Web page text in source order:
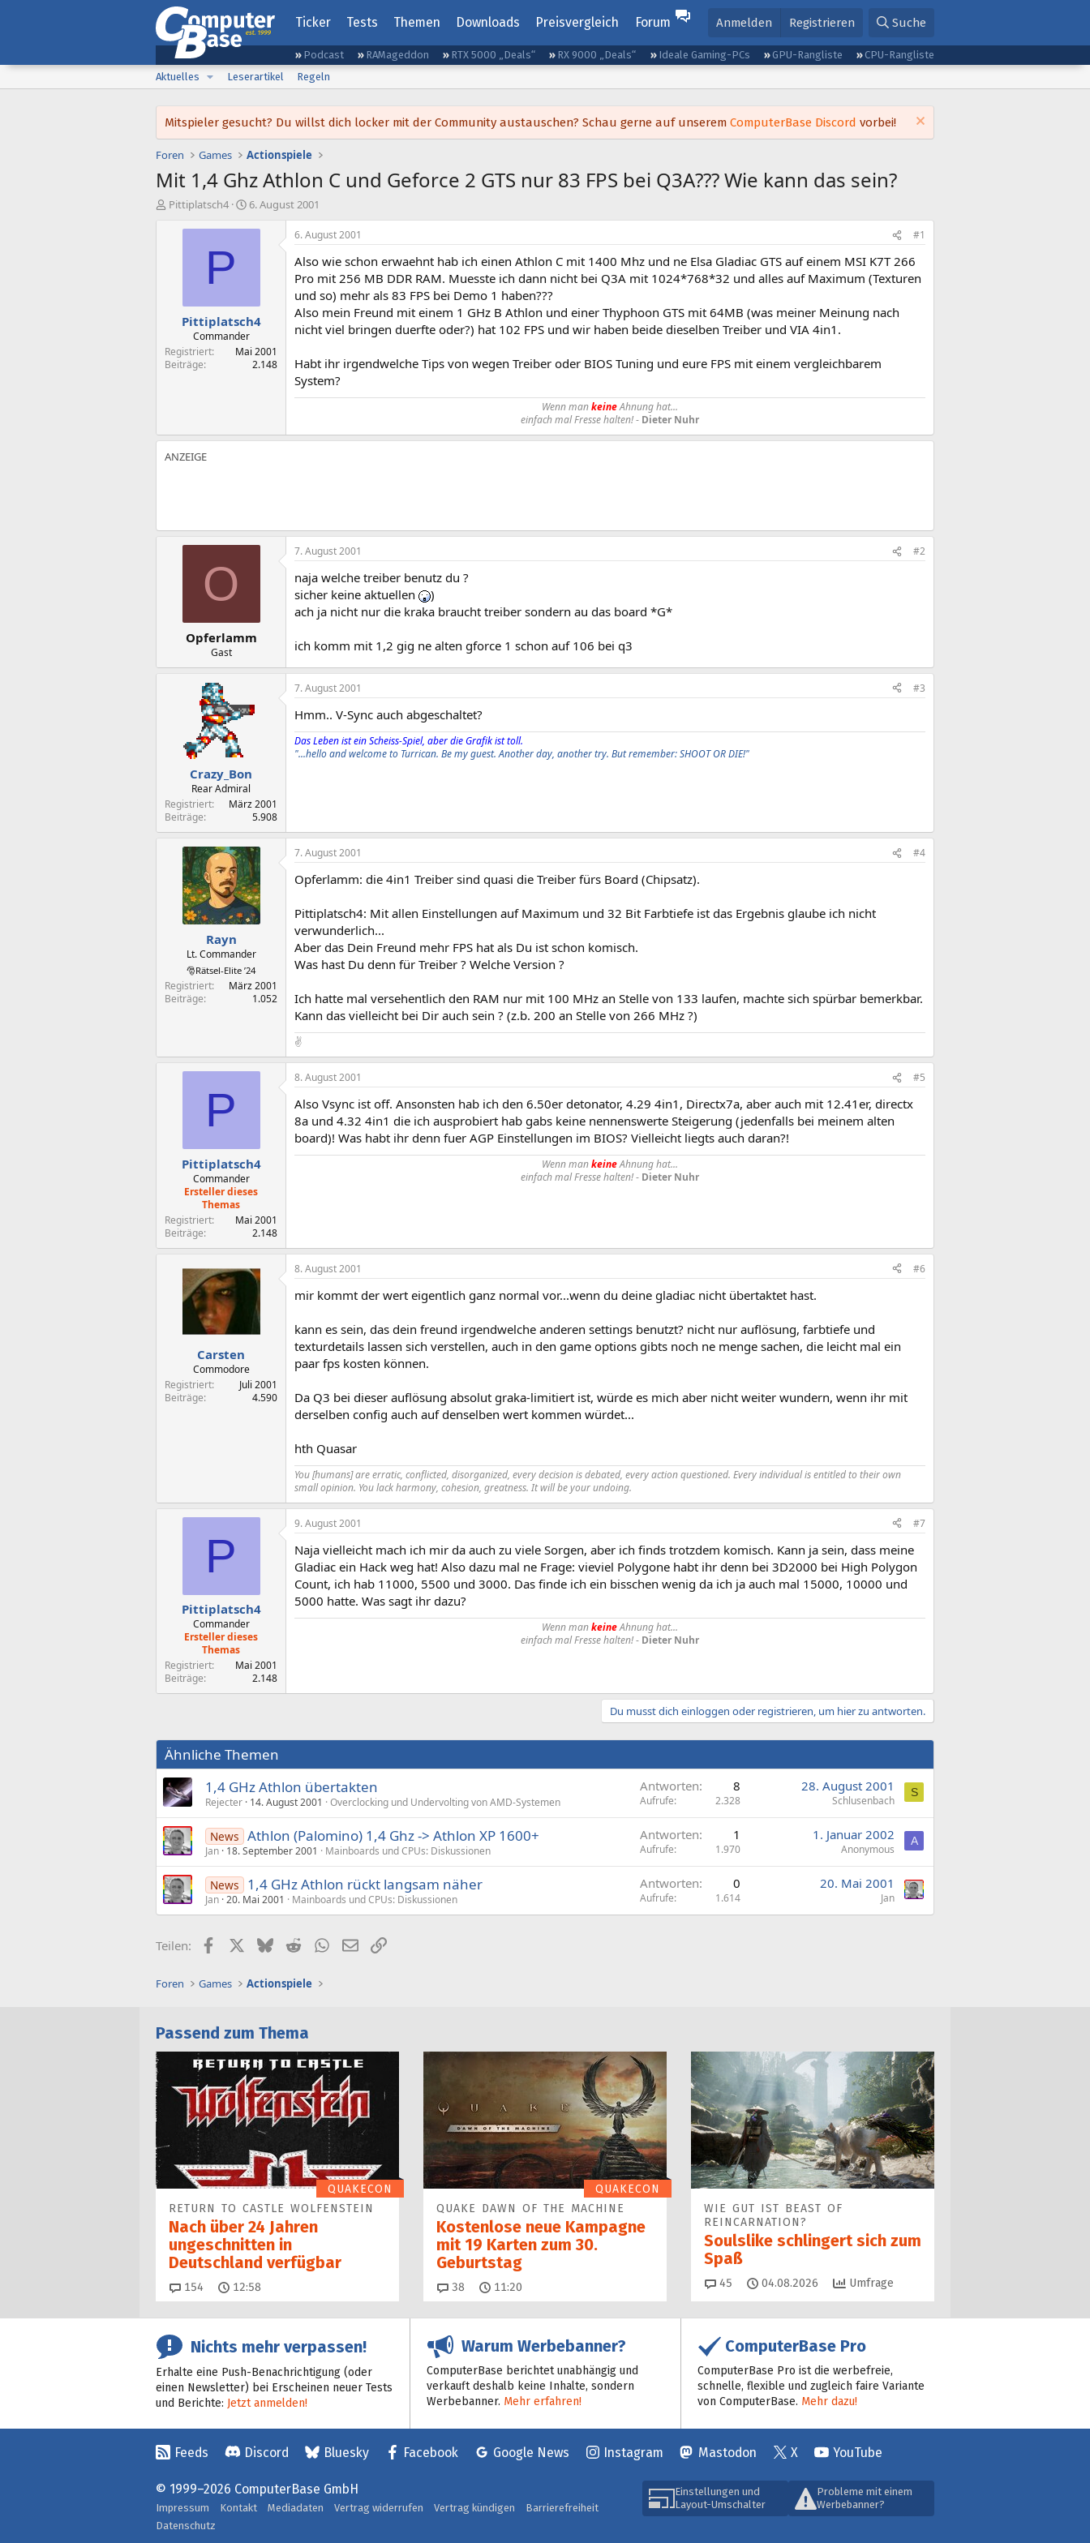
Ticker Tests Themen Downloads Preisvergleich Forum Anmelden Registrieren Suche
Podcast RAMageddon RTX 5000 „Deals“ RX 9000 „Deals“ Ideale Gaming-PCs GPU-Rangliste
CPU-Rangliste
Aktuelles
Leserartikel Regeln
Mitspieler gesucht? Du willst dich locker mit der Community austauschen? Schau gerne auf unserem ComputerBase Discord vorbei!
Foren Games Actionspiele
Mit 1,4 Ghz Athlon C und Geforce 2 GTS nur 83 FPS bei Q3A??? Wie kann das sein?
E
Pittiplatsch4
E
s
t
a
m
6. August 2001
P
Pittiplatsch4
Commander
Registriert
Mai 2001
Beiträge
2.148
6. August 2001 #1
Also wie schon erwaehnt hab ich einen Athlon C mit 1400 Mhz und ne Elsa Gladiac GTS auf einem MSI K7T 266
Pro mit 256 MB DDR RAM. Muesste ich dann nicht bei Q3A mit 1024*768*32 und alles auf Maximum (Texturen
und so) mehr als 83 FPS bei Demo 1 haben???
Also mein Freund mit einem 1 GHz B Athlon und einer Thyphoon GTS mit 64MB (was meiner Meinung nach
nicht viel bringen duerfte oder?) hat 102 FPS und wir haben beide dieselben Treiber und VIA 4in1.
Habt ihr irgendwelche Tips von wegen Treiber oder BIOS Tuning und eure FPS mit einem vergleichbarem
System?
Wenn mankeineAhnung hat...
einfach mal Fresse halten!- Dieter Nuhr
O
Opferlamm
Gast
7. August 2001 #2
naja welche treiber benutz du ?
sicher keine aktuellen
)
ach ja nicht nur die kraka braucht treiber sondern au das board *G*
ich komm mit 1,2 gig ne alten gforce 1 schon auf 106 bei q3
Crazy_Bon
Rear Admiral
Registriert
März 2001
Beiträge
5.908
7. August 2001 #3
Hmm.. V-Sync auch abgeschaltet?
Das Leben ist ein Scheiss-Spiel, aber die Grafik ist toll.
"...hello and welcome to Turrican. Be my guest. Another day, another try. But remember: SHOOT OR DIE!"
Rayn
Lt. Commander
🎅Rätsel-Elite ’24
Registriert
März 2001
Beiträge
1.052
7. August 2001 #4
Opferlamm: die 4in1 Treiber sind quasi die Treiber fürs Board (Chipsatz).
Pittiplatsch4: Mit allen Einstellungen auf Maximum und 32 Bit Farbtiefe ist das Ergebnis glaube ich nicht
verwunderlich...
Aber das Dein Freund mehr FPS hat als Du ist schon komisch.
Was hast Du denn für Treiber ? Welche Version ?
Ich hatte mal versehentlich den RAM nur mit 100 MHz an Stelle von 133 laufen, machte sich spürbar bemerkbar.
Kann das vielleicht bei Dir auch sein ? (z.b. 200 an Stelle von 266 MHz ?)
✌️
P
Pittiplatsch4
Commander
Ersteller dieses
Themas
Registriert
Mai 2001
Beiträge
2.148
8. August 2001 #5
Also Vsync ist off. Ansonsten hab ich den 6.50er detonator, 4.29 4in1, Directx7a, aber auch mit 12.41er, directx
8a und 4.32 4in1 die ich ausprobiert hab gabs keine nennenswerte Steigerung (jedenfalls bei meinem alten
board)! Was habt ihr denn fuer AGP Einstellungen im BIOS? Vielleicht liegts auch daran?!
Wenn mankeineAhnung hat...
einfach mal Fresse halten!- Dieter Nuhr
Carsten
Commodore
Registriert
Juli 2001
Beiträge
4.590
8. August 2001 #6
mir kommt der wert eigentlich ganz normal vor...wenn du deine gladiac nicht übertaktet hast.
kann es sein, das dein freund irgendwelche anderen settings benutzt? nicht nur auflösung, farbtiefe und
texturdetails lassen sich verstellen, auch in den game options gibts noch ne menge sachen, die leicht mal ein
paar fps kosten können.
Da Q3 bei dieser auflösung absolut graka-limitiert ist, würde es mich aber nicht weiter wundern, wenn ihr mit
derselben config auch auf denselben wert kommen würdet...
hth Quasar
You [humans] are erratic, conflicted, disorganized, every decision is debated, every action questioned. Every individual is entitled to their own
small opinion. You lack harmony, cohesion, greatness. It will be your undoing.
P
Pittiplatsch4
Commander
Ersteller dieses
Themas
Registriert
Mai 2001
Beiträge
2.148
9. August 2001 #7
Naja vielleicht mach ich mir da auch zu viele Sorgen, aber ich finds trotzdem komisch. Kann ja sein, dass meine
Gladiac ein Hack weg hat! Also dazu mal ne Frage: vieviel Polygone habt ihr denn bei 3D2000 bei High Polygon
Count, ich hab 11000, 5500 und 3000. Das finde ich ein bisschen wenig da ich ja auch mal 15000, 10000 und
5000 hatte. Was sagt ihr dazu?
Wenn mankeineAhnung hat...
einfach mal Fresse halten!- Dieter Nuhr
Du musst dich einloggen oder registrieren, um hier zu antworten.
Ähnliche Themen
1,4 GHz Athlon übertakten
Rejecter 14. August 2001 Overclocking und Undervolting von AMD-Systemen
Antworten 8
Aufrufe 2.328
28. August 2001
Schlusenbach
S
News Athlon (Palomino) 1,4 Ghz -> Athlon XP 1600+
Jan 18. September 2001 Mainboards und CPUs: Diskussionen
Antworten 1
Aufrufe 1.970
1. Januar 2002
Anonymous
A
News 1,4 GHz Athlon rückt langsam näher
Jan 20. Mai 2001 Mainboards und CPUs: Diskussionen
Antworten 0
Aufrufe 1.614
20. Mai 2001
Jan
Teilen: FacebookX (Twitter)
BlueskyRedditWhatsApp
E-MailLink
Foren Games Actionspiele
Passend zum Thema
QUAKECON
RETURN TO CASTLE WOLFENSTEIN
Nach über 24 Jahren
ungeschnitten in
Deutschland verfügbar
154 Kommentare
12:58
QUAKECON
QUAKE DAWN OF THE MACHINE
Kostenlose neue Kampagne
mit 19 Karten zum 30.
Geburtstag
38 Kommentare
11:20
WIE GUT IST BEAST OF
REINCARNATION?
Soulslike schlingert sich zum
Spaß
45 Kommentare
04.08.2026 Umfrage
Nichts mehr verpassen!
Erhalte eine Push-Benachrichtigung (oder
einen Newsletter) bei Erscheinen neuer Tests
und Berichte: Jetzt anmelden!
Warum Werbebanner?
ComputerBase berichtet unabhängig und
verkauft deshalb keine Inhalte, sondern
Werbebanner. Mehr erfahren!
ComputerBase Pro
ComputerBase Pro ist die werbefreie,
schnelle, flexible und zugleich faire Variante
von ComputerBase. Mehr dazu!
Feeds Discord Bluesky Facebook Google News Instagram Mastodon X YouTube
Einstellungen und
Layout-Umschalter
Probleme mit einem
Werbebanner?
© 1999–2026 ComputerBase GmbH
Impressum Kontakt Mediadaten Vertrag widerrufen Vertrag kündigen
Barrierefreiheit
Datenschutz